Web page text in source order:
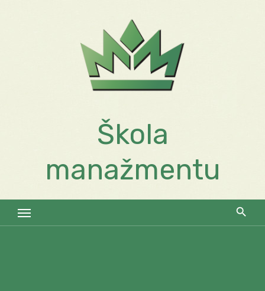
Škola
manažmentu